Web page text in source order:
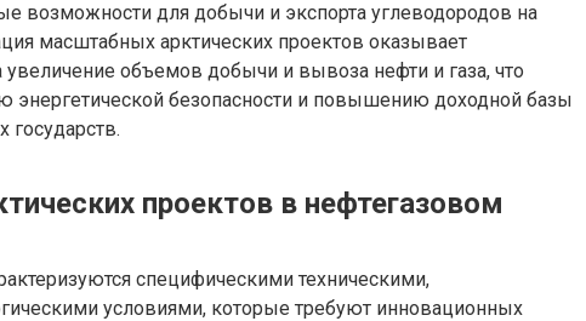
возможности для добычи и экспорта углеводородов на
масштабных арктических проектов оказывает
увеличение объемов добычи и вывоза нефти и газа, что
энергетической безопасности и повышению доходной базы
государств.
проектов в нефтегазовом
специфическими техническими,
условиями, которые требуют инновационных